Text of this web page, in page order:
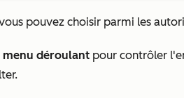
pouvez choisir parmi les
menu déroulant pour contrôler